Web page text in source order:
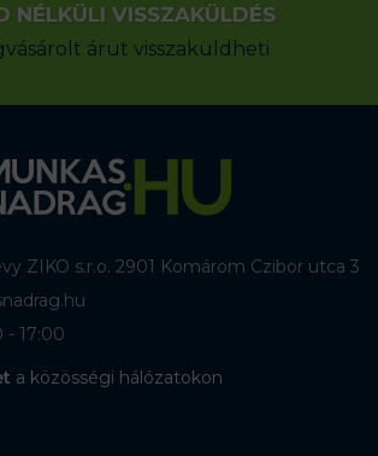
NÉLKÜLI VISSZAKÜLDÉS
árut visszaküldheti
ZIKO s.r.o. 2901 Komárom Czibor utca 3
- 17:00
a közösségi hálózatokon